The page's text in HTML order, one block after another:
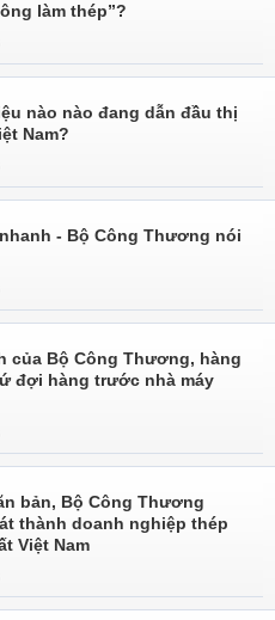
làm thép”?
nào nào đang dẫn đầu thị
Nam?
- Bộ Công Thương nói
của Bộ Công Thương, hàng
đợi hàng trước nhà máy
bản, Bộ Công Thương
thành doanh nghiệp thép
Việt Nam